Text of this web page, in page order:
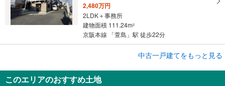
2,480万円
2LDK＋事務所
建物面積 111.24m2
京阪本線 「萱島」駅 徒歩22分
門真市北岸和田2丁目
中古一戸建てをもっと見る
このエリアのおすすめ土地